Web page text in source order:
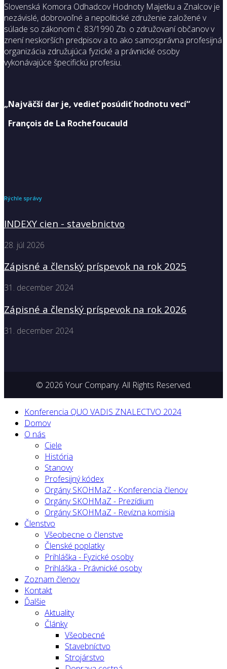
Slovenská Komora Odhadcov Hodnoty Majetku a Znalcov je
nezávislé, dobrovoľné a nepolitické združenie založené v
súlade so zákonom č. 83/1990 Zb. o združovaní občanov v
znení neskorších predpisov a to ako samosprávna profesijná
organizácia združujúca fyzické a právnické osoby
vykonávajúce špecifickú profesiu.
„Najväčší dar je, vedieť posúdiť hodnotu vecí“
François de La Rochefoucauld
Rýchle správy
INDEXY cien - stavebnictvo
28. júl 2026
Zápisné a členský príspevok na rok 2025
31. december 2024
Zápisné a členský príspevok na rok 2026
31. december 2024
© 2026 Your Company. All Rights Reserved.
Konferencia QUO VADIS ZNALECTVO 2024
Domov
O nás
Ciele
História
Stanovy
Profesijný kódex
Orgány SKOHMaZ - Konferencia členov
Orgány SKOHMaZ - Prezídium
Orgány SKOHMaZ - Revízna komisia
Členstvo
Všeobecne o členstve
Členské poplatky
Prihláška - Fyzické osoby
Prihláška - Právnické osoby
Zoznam členov
Kontakt
Ďalšie
Aktuality
Články
Všeobecné
Stavebníctvo
Strojárstvo